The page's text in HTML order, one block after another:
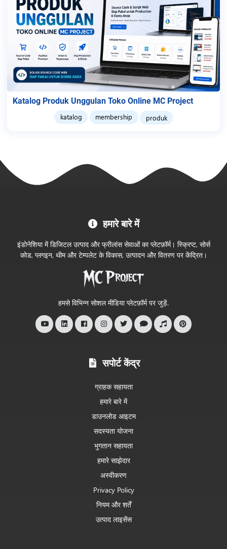
Katalog Produk Unggulan Toko Online MC Project
katalog membership produk
आधिकारिक
हमारे बारे में
इंडोनेशिया में डिजिटल उत्पाद और फ्रीलांस सेवाओं का प्लेटफ़ॉर्म। स्क्रिप्ट, सोर्स
कोड, प्लगइन, थीम और टेम्पलेट के विकास, उत्पादन और वितरण पर केंद्रित।
हमसे विभिन्न सोशल मीडिया प्लेटफ़ॉर्म पर जुड़ें.
सपोर्ट केंद्र
ग्राहक सहायता
हमारे बारे में
डाउनलोड आइटम
सदस्यता योजना
भुगतान सहायता
हमारे साझेदार
अस्वीकरण
Privacy Policy
नियम और शर्तें
उत्पाद लाइसेंस